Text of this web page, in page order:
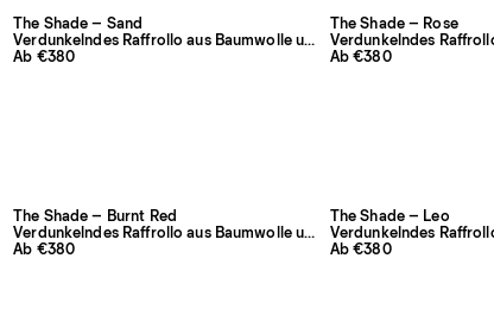
The Shade – Sand
Verdunkelndes Raffrollo aus Baumwolle und Leinen
Ab €380
The Shade – Rose
Ab €380
The Shade – Burnt Red
Verdunkelndes Raffrollo aus Baumwolle und Leinen
Ab €380
The Shade – Leo
Ab €380